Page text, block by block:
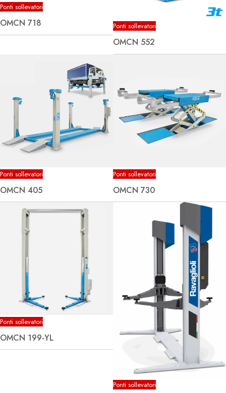
Ponti sollevatori
OMCN 718 Ponti sollevatori
OMCN 552
Ponti sollevatori
OMCN 405
Ponti sollevatori
OMCN 730
Ponti sollevatori
OMCN 199-YL
Ponti sollevatori